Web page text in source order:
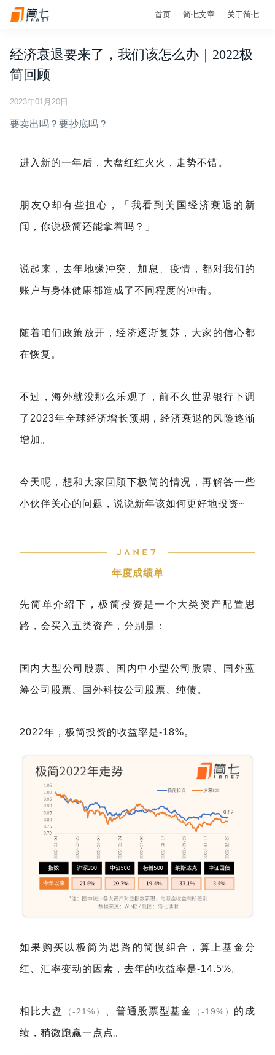
首页 简七文章 关于简七
经济衰退要来了，我们该怎么办｜2022极
简回顾
2023年01月20日
要卖出吗？要抄底吗？
进入新的一年后，大盘红红火火，走势不错。
朋友Q却有些担心，「我看到美国经济衰退的新
闻，你说极简还能拿着吗？」
说起来，去年地缘冲突、加息、疫情，都对我们的
账户与身体健康都造成了不同程度的冲击。
随着咱们政策放开，经济逐渐复苏，大家的信心都
在恢复。
不过，海外就没那么乐观了，前不久世界银行下调
了2023年全球经济增长预期，经济衰退的风险逐渐
增加。
今天呢，想和大家回顾下极简的情况，再解答一些
小伙伴关心的问题，说说新年该如何更好地投资~
年度成绩单
先简单介绍下，极简投资是一个大类资产配置思
路，会买入五类资产，分别是：
国内大型公司股票、国内中小型公司股票、国外蓝
筹公司股票、国外科技公司股票、纯债。
2022年，极简投资的收益率是-18%。
如果购买以极简为思路的简慢组合，算上基金分
红、汇率变动的因素，去年的收益率是-14.5%。
相比大盘 （-21%） 、普通股票型基金 （-19%） 的成
绩，稍微跑赢一点点。